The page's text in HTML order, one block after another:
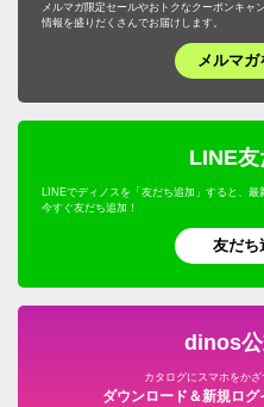
メルマガ限定セールやおトクなクーポンキャ
情報を盛りだくさんでお届けします。
メルマガ
LINE
LINEでディノスを「友だち追加」すると、
今すぐ友だち追加！
友だち
dinos公
カタログにスマホをか
ダウンロード＆新規ロ